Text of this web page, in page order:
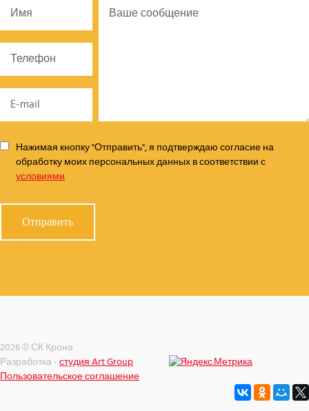
Нажимая кнопку "Отправить", я подтверждаю согласие на
обработку моих персональных данных в соответствии с
условиями
2026 © СК Крона
Разработка -студия Art Group
Пользовательское соглашение